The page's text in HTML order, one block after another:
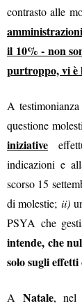
contrasto alle
il 10% - non
purtroppo, vi è
A
questione
iniziative
indicazioni e
scorso 15
di molestie; ii)
PSYA che
intende, che
solo sugli effetti
A Natale, nel